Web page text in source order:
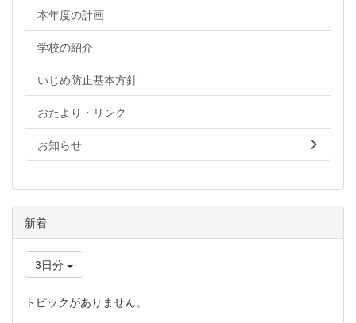
本年度の計画
学校の紹介
いじめ防止基本方針
おたより・リンク
お知らせ
新着
3日分
トピックがありません。